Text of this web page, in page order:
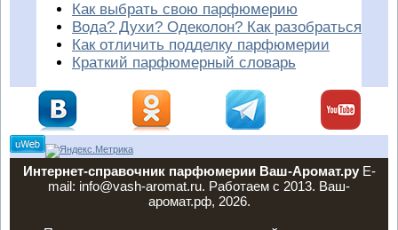
Как выбрать свою парфюмерию
Вода? Духи? Одеколон? Как разобраться
Как отличить подделку парфюмерии
Краткий парфюмерный словарь
Интернет-справочник парфюмерии Ваш-Аромат.руE-
mail: info@vash-aromat.ru. Работаем с 2013. Ваш-
аромат.рф, 2026.